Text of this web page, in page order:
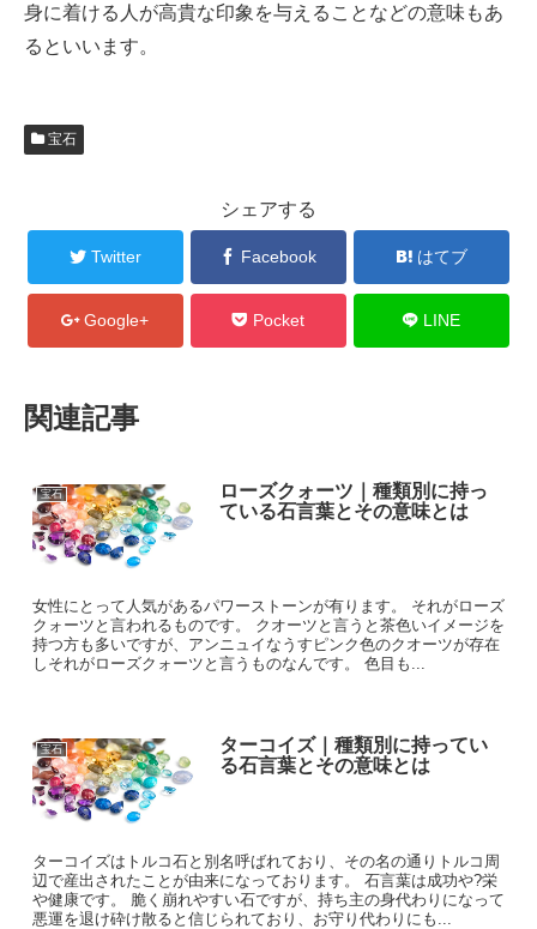
身に着ける人が高貴な印象を与えることなどの意味もあ
るといいます。
宝石
シェアする
Twitter Facebook はてブ
Google+ Pocket LINE
関連記事
宝石
ローズクォーツ｜種類別に持っ
ている石言葉とその意味とは
女性にとって人気があるパワーストーンが有ります。 それがローズ
クォーツと言われるものです。 クオーツと言うと茶色いイメージを
持つ方も多いですが、アンニュイなうすピンク色のクオーツが存在
しそれがローズクォーツと言うものなんです。 色目も...
宝石
ターコイズ｜種類別に持ってい
る石言葉とその意味とは
ターコイズはトルコ石と別名呼ばれており、その名の通りトルコ周
辺で産出されたことが由来になっております。 石言葉は成功や?栄
や健康です。 脆く崩れやすい石ですが、持ち主の身代わりになって
悪運を退け砕け散ると信じられており、お守り代わりにも...